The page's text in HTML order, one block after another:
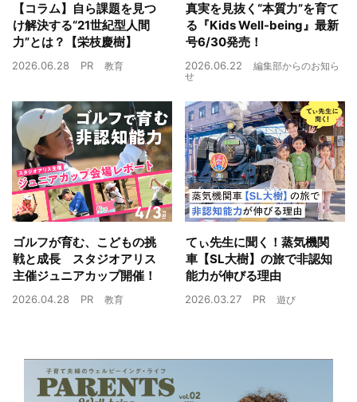
【コラム】自ら課題を見つ
け解決する“21世紀型人間
力”とは？【栄枝慶樹】
2026.06.28 PR 教育
真実を見抜く“本質力”を育て
る『Kids Well-being』最新
号6/30発売！
2026.06.22
編集部からのお知ら
せ
ゴルフが育む、こどもの挑
戦と成長 スタジオアリス
主催ジュニアカップ開催！
2026.04.28 PR 教育
てぃ先生に聞く！蒸気機関
車【SL大樹】の旅で非認知
能力が伸びる理由
2026.03.27 PR 遊び